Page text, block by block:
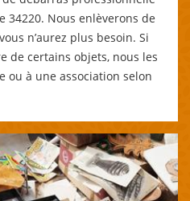
34220. Nous enlèverons de
n’aurez plus besoin. Si
de certains objets, nous les
ou à une association selon